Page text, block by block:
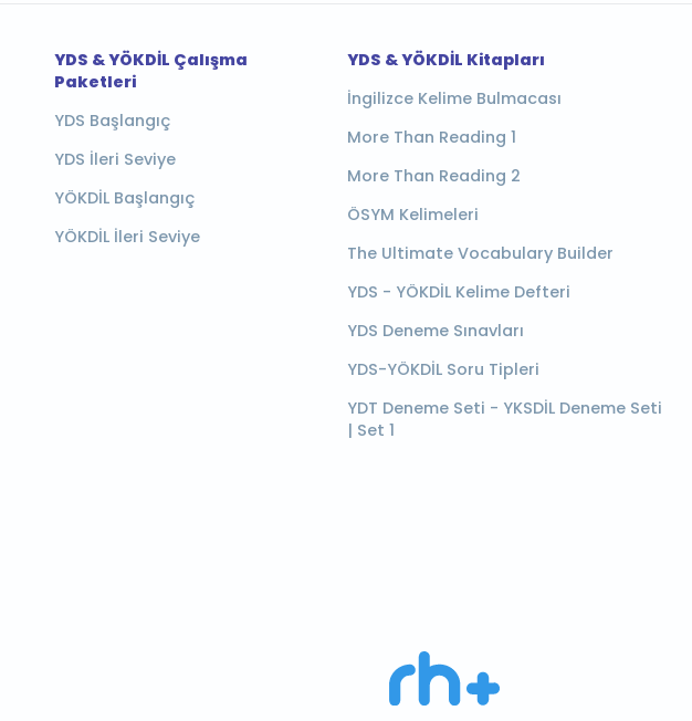
YDS & YÖKDİL Çalışma
Paketleri
YDS Başlangıç
YDS İleri Seviye
YÖKDİL Başlangıç
YÖKDİL İleri Seviye
YDS & YÖKDİL Kitapları
İngilizce Kelime Bulmacası
More Than Reading 1
More Than Reading 2
ÖSYM Kelimeleri
The Ultimate Vocabulary Builder
YDS - YÖKDİL Kelime Defteri
YDS Deneme Sınavları
YDS-YÖKDİL Soru Tipleri
YDT Deneme Seti - YKSDİL Deneme Seti
| Set 1